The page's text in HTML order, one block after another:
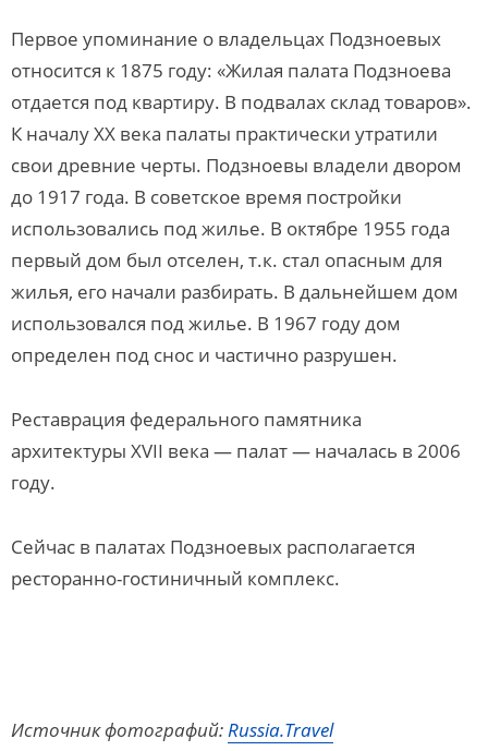
Первое упоминание о владельцах Подзноевых
относится к 1875 году: «Жилая палата Подзноева
отдается под квартиру. В подвалах склад товаров».
К началу XX века палаты практически утратили
свои древние черты. Подзноевы владели двором
до 1917 года. В советское время постройки
использовались под жилье. В октябре 1955 года
первый дом был отселен, т.к. стал опасным для
жилья, его начали разбирать. В дальнейшем дом
использовался под жилье. В 1967 году дом
определен под снос и частично разрушен.
Реставрация федерального памятника
архитектуры ХVII века — палат — началась в 2006
году.
Сейчас в палатах Подзноевых располагается
ресторанно-гостиничный комплекс.
Источник фотографий:Russia.Travel